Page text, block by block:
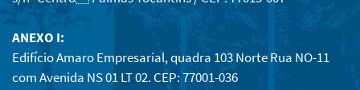
ANEXO I:
Edifício Amaro Empresarial, quadra 103 Norte Rua NO-11
com Avenida NS 01 LT 02. CEP: 77001-036